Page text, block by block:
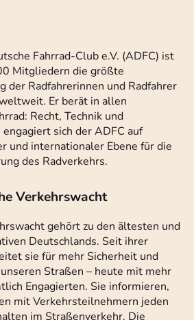
Fahrrad-Club e.V. (ADFC) ist
Mitgliedern die größte
der Radfahrerinnen und Radfahrer
Er berät in allen
Recht, Technik und
sich der ADFC auf
und internationaler Ebene für die
des Radverkehrs.
Verkehrswacht
gehört zu den ältesten und
Deutschlands. Seit ihrer
sie für mehr Sicherheit und
Straßen – heute mit mehr
Engagierten. Sie informieren,
mit Verkehrsteilnehmern jeden
im Straßenverkehr. Die